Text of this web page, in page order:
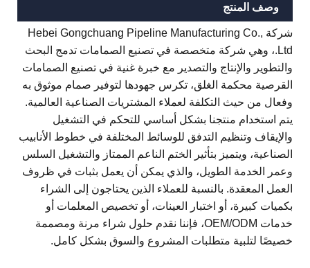
وصف المنتج
شركة Hebei Gongchuang Pipeline Manufacturing Co.,
Ltd.، وهي شركة متخصصة في تصنيع الصمامات تدمج البحث
والتطوير والإنتاج والتصدير مع خبرة غنية في تصنيع الصمامات
القرصية محكمة الغلق، تكرس جهودها لتوفير صمام موثوق به
وفعال من حيث التكلفة لعملاء المشتريات الصناعية العالمية.
يتم استخدام منتجنا بشكل أساسي للتحكم في التشغيل
والإيقاف وتنظيم التدفق للوسائط المختلفة في خطوط الأنابيب
الصناعية، ويتميز بتأثير الختم الناعم الممتاز والتشغيل السلس
وعمر الخدمة الطويل، والذي يمكن أن يعمل بثبات في ظروف
العمل المعقدة. بالنسبة للعملاء الذين يحتاجون إلى الشراء
بكميات كبيرة، أو اختبار العينات، أو تخصيص المعلمات أو
خدمات OEM/ODM، فإننا نقدم حلول شراء مرنة ومصممة
خصيصًا لتلبية متطلبات المشروع والسوق بشكل كامل.